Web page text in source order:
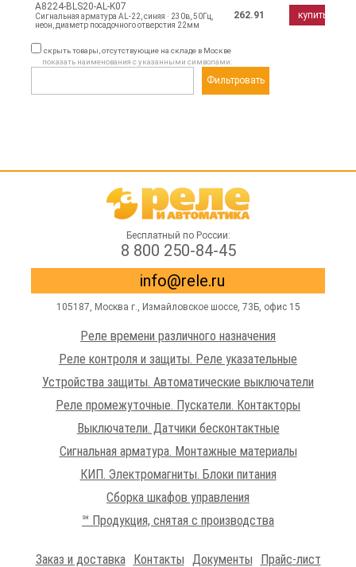
A8224-BLS20-AL-K07
Сигнальная арматура AL-22, синяя · 230в, 50Гц,
неон, диаметр посадочного отверстия 22мм
262.91 купить
скрыть товары, отсутствующие на складе в Москве
показать наименования с указанными символами:
Фильтровать
Бесплатный по России:
8 800 250-84-45
info@rele.ru
105187, Москва г., Измайловское шоссе, 73Б, офис 15
Реле времени различного назначения
Реле контроля и защиты. Реле указательные
Устройства защиты. Автоматические выключатели
Реле промежуточные. Пускатели. Контакторы
Выключатели. Датчики бесконтактные
Сигнальная арматура. Монтажные материалы
КИП. Электромагниты. Блоки питания
Сборка шкафов управления
℠ Продукция, снятая с производства
Заказ и доставка Контакты Документы Прайс-лист